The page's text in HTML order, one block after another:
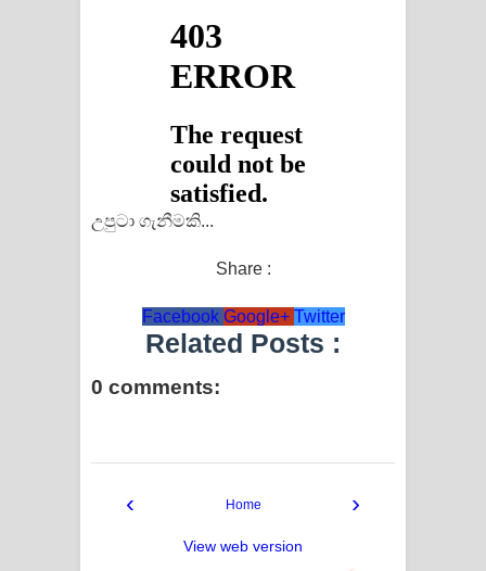
උපුටා ගැනීමකි...
Share :
Facebook Google+ Twitter
Related Posts :
0 comments:
‹ ›
Home
View web version